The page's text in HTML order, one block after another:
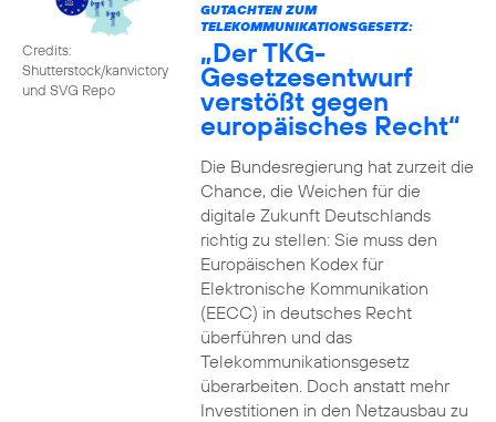
Credits:
Shutterstock/kanvictory
und SVG Repo
GUTACHTEN ZUM
TELEKOMMUNIKATIONSGESETZ:
„Der TKG-
Gesetzesentwurf
verstößt gegen
europäisches Recht“
Die Bundesregierung hat zurzeit die
Chance, die Weichen für die
digitale Zukunft Deutschlands
richtig zu stellen: Sie muss den
Europäischen Kodex für
Elektronische Kommunikation
(EECC) in deutsches Recht
überführen und das
Telekommunikationsgesetz
überarbeiten. Doch anstatt mehr
Investitionen in den Netzausbau zu